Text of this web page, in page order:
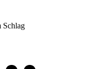
Schlag